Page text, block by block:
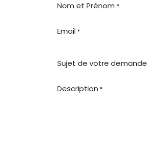
Nom et Prénom *
Email *
Sujet de votre demande
Description *